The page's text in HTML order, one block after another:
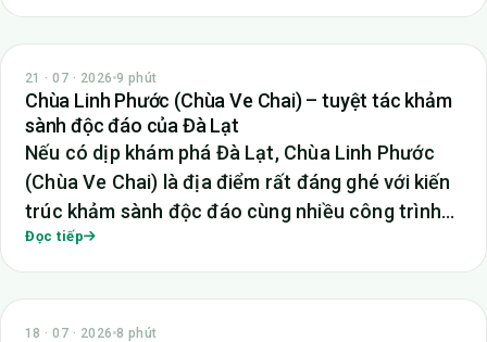
TIN TỨC
21 · 07 · 2026 9 phút
Chùa Linh Phước (Chùa Ve Chai) – tuyệt tác khảm
sành độc đáo của Đà Lạt
Nếu có dịp khám phá Đà Lạt, Chùa Linh Phước
(Chùa Ve Chai) là địa điểm rất đáng ghé với kiến
trúc khảm sành độc đáo cùng nhiều công trình…
Đọc tiếp
TIN TỨC
18 · 07 · 2026 8 phút